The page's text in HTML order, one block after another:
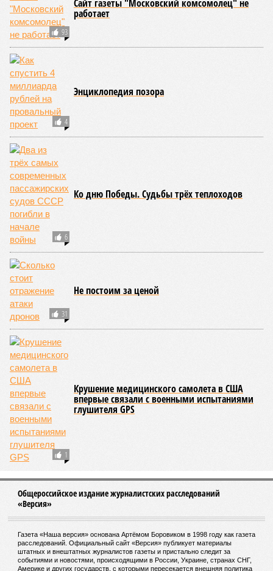
Причина ясна, но будущее в тумане
Получается, что бедная несчастная печень, вынужденная
переваривать вредную пищу и прочий алкоголь на
ежедневной основе, могла бы прожить десятки тысяч лет!
А вот мозг, от которого эта печень полностью зависит, – нет.
Согласно сколковской модели повреждение одних только
нейронов сокращает среднюю продолжительность жизни
до 194 лет, а повреждение клеток сердечной мышцы – до
208 лет. Эти результаты заставляют усомниться в мечтах
энтузиастов долголетия, таких как биохакер Брайан
Джонсон, который ежегодно тратит миллионы долларов на
попытки замедлить процесс старения и в конечном счёте
опередить саму смерть, иронизируют в New York Post.
Главная проблема и печаль в том, что не в одних только
мутациях дело.
соматические мутации вносят значительный вклад в
старение, но сами по себе они не могут объяснить
наблюдаемую смертность, –
соавтора исследования
сотрудника Центра био- и медицинских технологий
Сколтеха и старшего научного сотрудника AIRI. –
означает, что другие механизмы старения, такие как
потеря протеостаза, митохондриальная дисфункция или
эпигенетические изменения, вносят сопоставимый вклад
в ограничение продолжительности жизни».
Впрочем, исключение соматических мутаций в любом
случае сильно бы продлило человеческую жизнь. Но как
их исключить? Ведь всё это зависит от множества
вводных, от обычных ошибок при делении клеток до
стрессовых факторов, состояния окружающей среды и
воздействия вирусов. На этот вопрос ответа у учёных из
Сколкова нет. Во всяком случае, пока нет.
Кстати
Самым долгоживущим человеком на Земле остаётся
француженка Жанна Кальман, родившаяся 21 февраля
1875 года в Арле и там же скончавшаяся 4 августа
1997-го, – на момент смерти ей было 122 года и 164
дня.
Всю свою жизнь она прожила в родном городе, лишь к
110 годам решившись на переезд в дом престарелых La